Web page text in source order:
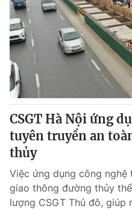
CSGT Hà Nội ứng
tuyên truyền an
thủy
Việc ứng dụng công
giao thông đường thủy
lượng CSGT Thủ đô, giúp